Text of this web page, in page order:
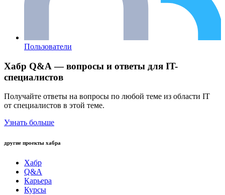
Пользователи
Хабр Q&A — вопросы и ответы для IT-
специалистов
Получайте ответы на вопросы по любой теме из области IT
от специалистов в этой теме.
Узнать больше
другие проекты хабра
Хабр
Q&A
Карьера
Курсы